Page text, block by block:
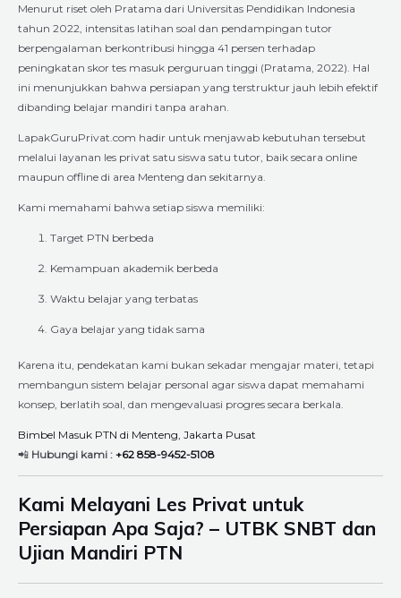
Menurut riset oleh Pratama dari Universitas Pendidikan Indonesia
tahun 2022, intensitas latihan soal dan pendampingan tutor
berpengalaman berkontribusi hingga 41 persen terhadap
peningkatan skor tes masuk perguruan tinggi (Pratama, 2022). Hal
ini menunjukkan bahwa persiapan yang terstruktur jauh lebih efektif
dibanding belajar mandiri tanpa arahan.
LapakGuruPrivat.com hadir untuk menjawab kebutuhan tersebut
melalui layanan les privat satu siswa satu tutor, baik secara online
maupun offline di area Menteng dan sekitarnya.
Kami memahami bahwa setiap siswa memiliki:
Target PTN berbeda
Kemampuan akademik berbeda
Waktu belajar yang terbatas
Gaya belajar yang tidak sama
Karena itu, pendekatan kami bukan sekadar mengajar materi, tetapi
membangun sistem belajar personal agar siswa dapat memahami
konsep, berlatih soal, dan mengevaluasi progres secara berkala.
Bimbel Masuk PTN di Menteng, Jakarta Pusat
📲 Hubungi kami : +62 858-9452-5108
Kami Melayani Les Privat untuk
Persiapan Apa Saja? – UTBK SNBT dan
Ujian Mandiri PTN